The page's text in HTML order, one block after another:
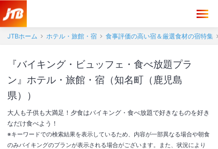
JTBホーム ホテル・旅館・宿 食事評価の高い宿＆厳選食材の宿特集
『バイキング・ビュッフェ・食べ放題プラ
ン』ホテル・旅館・宿（知名町（鹿児島
県））
大人も子供も大満足！夕食はバイキング・食べ放題で好きなものを好き
なだけ食べよう！
※キーワードでの検索結果を表示しているため、内容が一部異なる場合や朝食
のみバイキングのプランが表示される場合がございます。また、状況により